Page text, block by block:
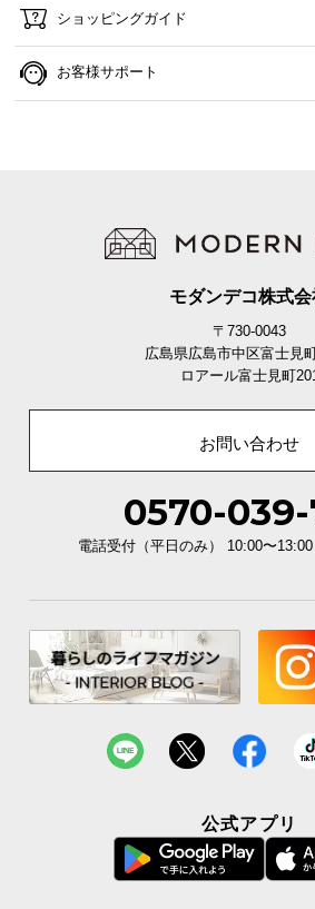
ショッピングガイド
お客様サポート
モダンデコ株式会
〒730-0043
広島県広島市中区富士見
ロアール富士見町201
お問い合わせ
0570-
電話受付（平日のみ） 10:00〜
公式アプリ